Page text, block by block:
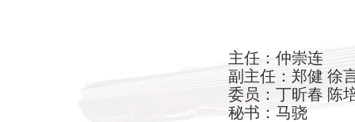
主任：仲崇连
副主任：郑健 徐
委员：丁昕春 陈
秘书：马骁